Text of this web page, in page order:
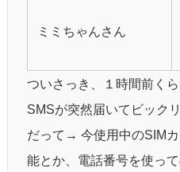
ミミちゃん さん
ついさっき、１時間前く
SMSが突然届いてビック
だって→ 今使用中のSIM
能とか、電話番号を使っ